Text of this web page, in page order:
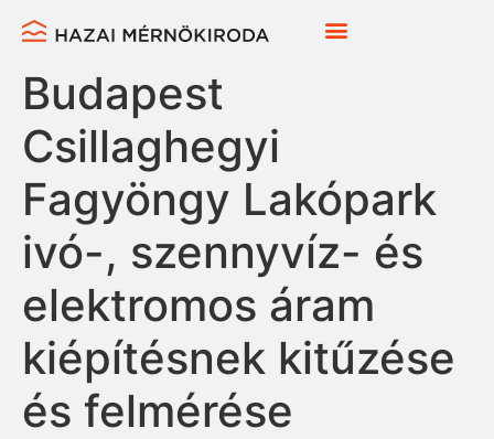
Budapest
Csillaghegyi
Fagyöngy Lakópark
ivó-, szennyvíz- és
elektromos áram
kiépítésnek kitűzése
és felmérése